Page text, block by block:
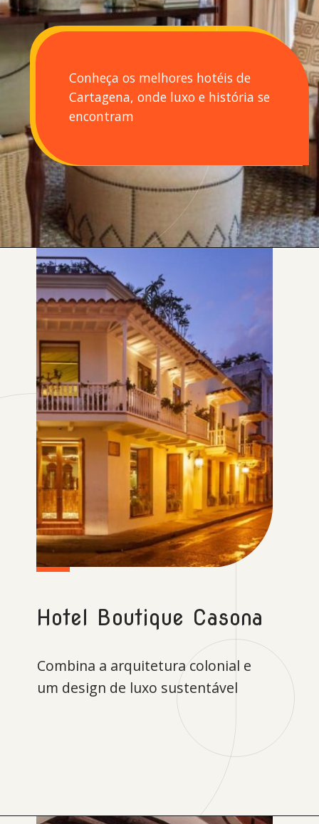
Conheça os melhores hotéis de
Cartagena, onde luxo e história se
encontram
Hotel Boutique Casona
Combina a arquitetura colonial e
um design de luxo sustentável